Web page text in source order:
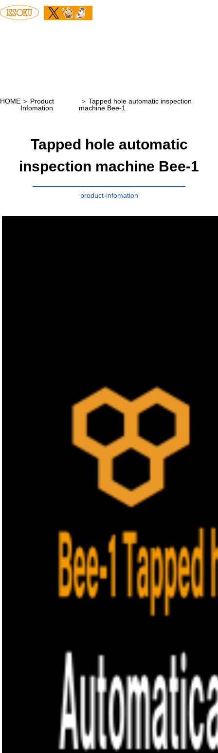
HOME
Product
Infomation
Tapped hole automatic inspection
machine Bee-1
Tapped hole automatic
inspection machine Bee-1
product-infomation